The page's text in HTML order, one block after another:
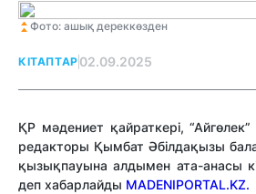
Фото: ашық дереккөзден
КІТАПТАР 02.09.2025
ҚР мәдениет қайраткері,
редакторы Қымбат Әбілдақызы
қызықпауына алдымен ата-анасы
деп хабарлайды MADENIPORTAL.KZ.